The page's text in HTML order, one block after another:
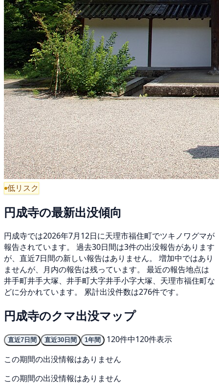
低リスク
円成寺の最新出没傾向
円成寺では2026年7月12日に天理市福住町でツキノワグマが
報告されています。 過去30日間は3件の出没報告があります
が、直近7日間の新しい報告はありません。 増加中ではあり
ませんが、月内の報告は残っています。 最近の報告地点は
井手町井手大塚、井手町大字井手小字大塚、天理市福住町な
どに分かれています。 累計出没件数は276件です。
円成寺のクマ出没マップ
直近7日間 直近30日間 1年間
120件中120件表示
この期間の出没情報はありません
この期間の出没情報はありません